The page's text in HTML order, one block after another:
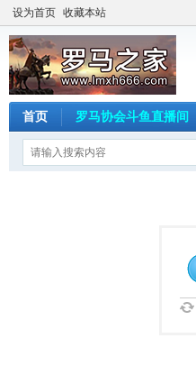
设为首页 收藏本站
首页 罗马协会斗鱼直播间